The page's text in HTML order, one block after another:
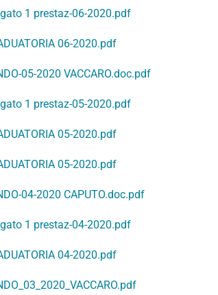
1 prestaz-06-2020.pdf
06-2020.pdf
05-2020 VACCARO.doc.pdf
1 prestaz-05-2020.pdf
05-2020.pdf
05-2020.pdf
04-2020 CAPUTO.doc.pdf
1 prestaz-04-2020.pdf
04-2020.pdf